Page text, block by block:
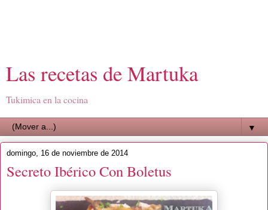
Las recetas de Martuka
Tukimica en la cocina
▼
domingo, 16 de noviembre de 2014
Secreto Ibérico Con Boletus